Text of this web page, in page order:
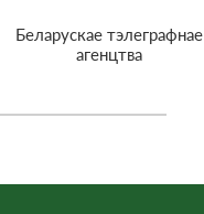
Беларускае тэлеграфнае
агенцтва